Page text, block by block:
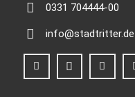
0331 704444-00
info@stadtritter.de